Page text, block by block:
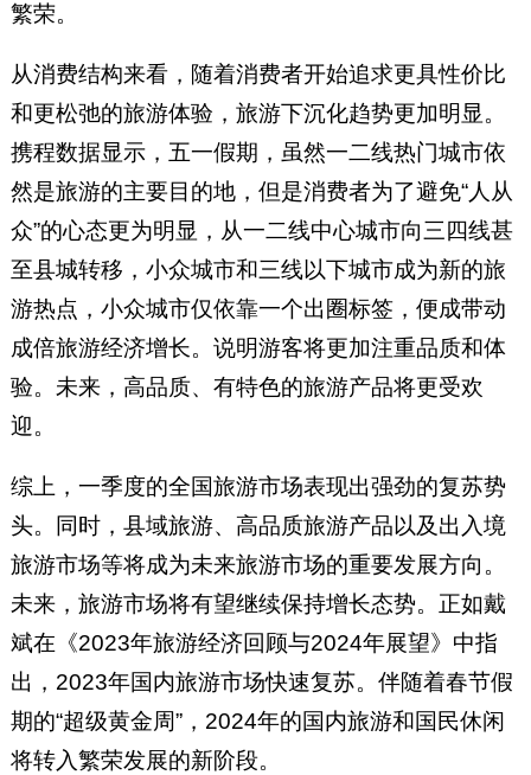
繁荣。
从消费结构来看，随着消费者开始追求更具性价比
和更松弛的旅游体验，旅游下沉化趋势更加明显。
携程数据显示，五一假期，虽然一二线热门城市依
然是旅游的主要目的地，但是消费者为了避免“人从
众”的心态更为明显，从一二线中心城市向三四线甚
至县城转移，小众城市和三线以下城市成为新的旅
游热点，小众城市仅依靠一个出圈标签，便成带动
成倍旅游经济增长。说明游客将更加注重品质和体
验。未来，高品质、有特色的旅游产品将更受欢
迎。
综上，一季度的全国旅游市场表现出强劲的复苏势
头。同时，县域旅游、高品质旅游产品以及出入境
旅游市场等将成为未来旅游市场的重要发展方向。
未来，旅游市场将有望继续保持增长态势。正如戴
斌在《2023年旅游经济回顾与2024年展望》中指
出，2023年国内旅游市场快速复苏。伴随着春节假
期的“超级黄金周”，2024年的国内旅游和国民休闲
将转入繁荣发展的新阶段。